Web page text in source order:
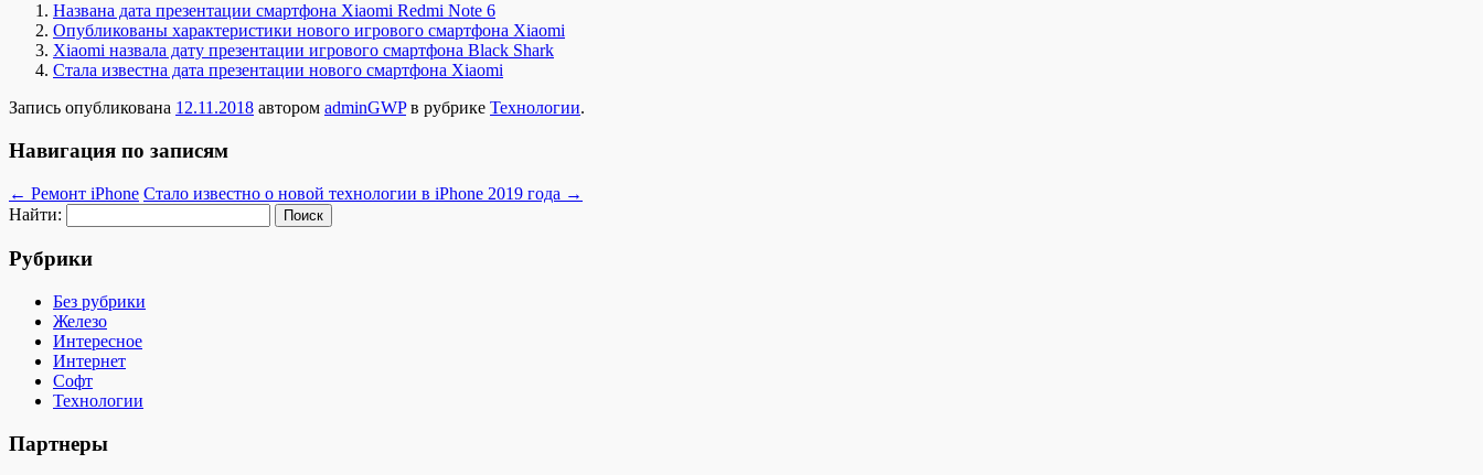
Названа дата презентации смартфона Xiaomi Redmi Note 6
Опубликованы характеристики нового игрового смартфона Xiaomi
Xiaomi назвала дату презентации игрового смартфона Black Shark
Стала известна дата презентации нового смартфона Xiaomi
Запись опубликована 12.11.2018 автором adminGWPв рубрике Технологии.
Навигация по записям
← Ремонт iPhone Стало известно о новой технологии в iPhone 2019 года →
Найти:
Рубрики
Без рубрики
Железо
Интересное
Интернет
Софт
Технологии
Партнеры